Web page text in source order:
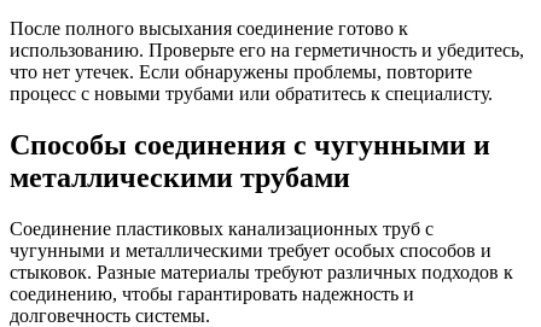
После полного высыхания соединение готово к
использованию. Проверьте его на герметичность и убедитесь,
что нет утечек. Если обнаружены проблемы, повторите
процесс с новыми трубами или обратитесь к специалисту.
Способы соединения с чугунными и
металлическими трубами
Соединение пластиковых канализационных труб с
чугунными и металлическими требует особых способов и
стыковок. Разные материалы требуют различных подходов к
соединению, чтобы гарантировать надежность и
долговечность системы.